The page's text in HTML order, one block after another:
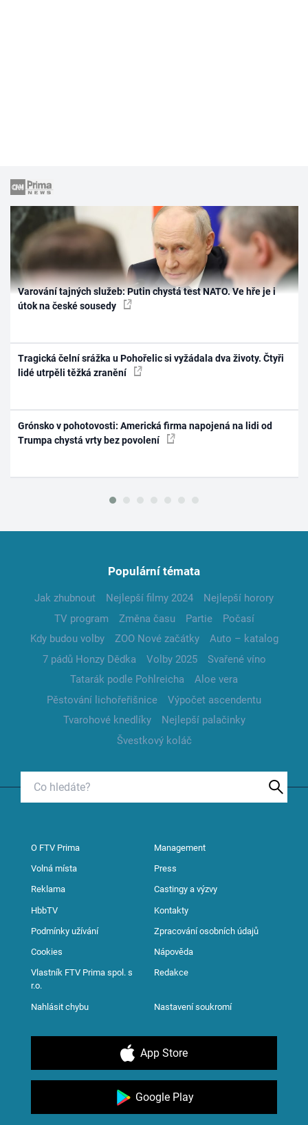
Varování tajných služeb: Putin chystá test NATO. Ve hře je i
útok na české sousedy
Tragická čelní srážka u Pohořelic si vyžádala dva životy. Čtyři
lidé utrpěli těžká zranění
Grónsko v pohotovosti: Americká firma napojená na lidi od
Trumpa chystá vrty bez povolení
Populární témata
Jak zhubnout Nejlepší filmy 2024
Nejlepší horory
TV program
Změna času Partie
Počasí
Kdy budou volby
ZOO Nové začátky
Auto – katalog
7 pádů Honzy Dědka
Volby 2025
Svařené víno
Tatarák podle Pohlreicha
Aloe vera
Pěstování lichořeřišnice
Výpočet ascendentu
Tvarohové knedlíky
Nejlepší palačinky
Švestkový koláč
O FTV Prima Management
Volná místa Press
Reklama Castingy a výzvy
HbbTV Kontakty
Podmínky užívání Zpracování osobních údajů
Cookies Nápověda
Vlastník FTV Prima spol. s
r.o.
Redakce
Nahlásit chybu Nastavení soukromí
App Store
Google Play